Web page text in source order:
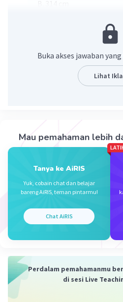
Buka akses jawaban
Lihat
Mau pemahaman lebih
Tanya ke AiRIS
Yuk, cobain chat dan belajar
bareng AiRIS, teman pintarmu!
Chat AiRIS
Perdalam pemahamanmu
di sesi Live